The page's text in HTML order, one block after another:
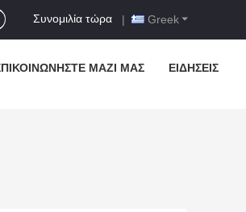
Greek
Συνομιλία τώρα |
ΜΑΖΊ ΜΑΣ ΕΙΔΉΣΕΙΣ